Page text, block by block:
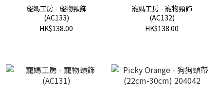
寵媽工房 - 寵物頸飾
(AC133)
HK$138.00
寵媽工房 - 寵物頸飾
(AC132)
HK$138.00